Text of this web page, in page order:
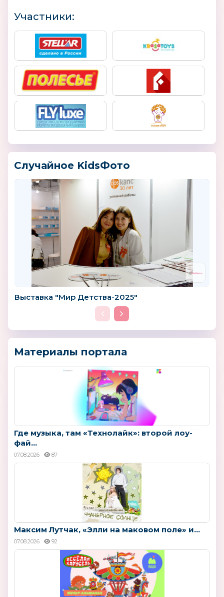
Участники:
Случайное KidsФото
Выставка "Мир Детства-2025"
Материалы портала
Где музыка, там «Технолайк»: второй лоу-
фай...
07.08.2026 87
Максим Лутчак, «Элли на маковом поле» и...
07.08.2026 92